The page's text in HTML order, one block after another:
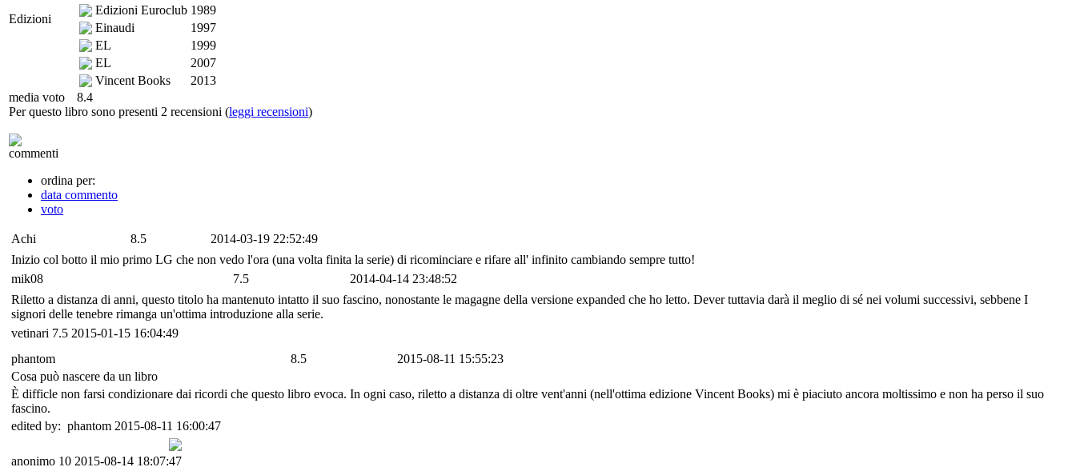
Edizioni
Edizioni Euroclub 1989
Einaudi
1997
EL
1999
EL
2007
Vincent Books
2013
media voto
8.4
Per questo libro sono presenti 2 recensioni (leggi recensioni)
commenti
ordina per:
data commento
voto
Achi 8.5
2014-03-19 22:52:49
Inizio col botto il mio primo LG che non vedo l'ora (una volta finita la serie) di ricominciare e rifare all' infinito cambiando sempre tutto!
mik08
7.5
2014-04-14 23:48:52
Riletto a distanza di anni, questo titolo ha mantenuto intatto il suo fascino, nonostante le magagne della versione expanded che ho letto. Dever tuttavia darà il meglio di sé nei volumi successivi, sebbene I
signori delle tenebre rimanga un'ottima introduzione alla serie.
vetinari 7.5 2015-01-15 16:04:49
phantom
8.5
2015-08-11 15:55:23
Cosa può nascere da un libro
È difficle non farsi condizionare dai ricordi che questo libro evoca. In ogni caso, riletto a distanza di oltre vent'anni (nell'ottima edizione Vincent Books) mi è piaciuto ancora moltissimo e non ha perso il suo
fascino.
edited by: phantom 2015-08-11 16:00:47
anonimo 10 2015-08-14 18:07:47